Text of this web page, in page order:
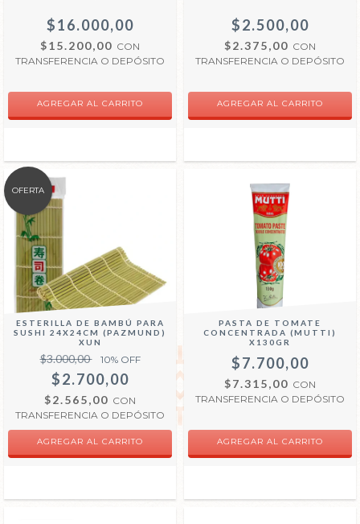
$16.000,00
$15.200,00 CON
TRANSFERENCIA O DEPÓSITO
$2.500,00
$2.375,00 CON
TRANSFERENCIA O DEPÓSITO
OFERTA
ESTERILLA DE BAMBÚ PARA
SUSHI 24X24CM (PAZMUND)
XUN
$3.000,00 10% OFF
$2.700,00
$2.565,00 CON
TRANSFERENCIA O DEPÓSITO
PASTA DE TOMATE
CONCENTRADA (MUTTI)
X130GR
$7.700,00
$7.315,00 CON
TRANSFERENCIA O DEPÓSITO